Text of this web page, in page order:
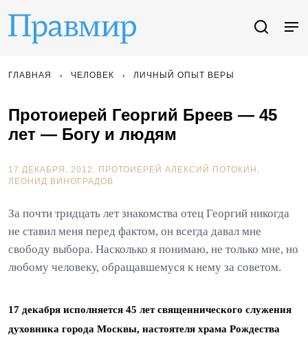
ГЛАВНАЯ ЧЕЛОВЕК ЛИЧНЫЙ ОПЫТ ВЕРЫ
Протоиерей Георгий Бреев — 45
лет — Богу и людям
17 ДЕКАБРЯ, 2012. ПРОТОИЕРЕЙ АЛЕКСИЙ ПОТОКИН
ЛЕОНИД ВИНОГРАДОВ
За почти тридцать лет знакомства отец Георгий никогда
не ставил меня перед фактом, он всегда давал мне
свободу выбора. Насколько я понимаю, не только мне, но
любому человеку, обращавшемуся к нему за советом.
17 декабря исполняется 45 лет священнического служения
духовника города Москвы, настоятеля храма Рождества